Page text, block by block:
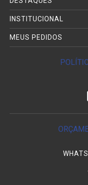
INSTITUCIONAL
MEUS PEDIDOS